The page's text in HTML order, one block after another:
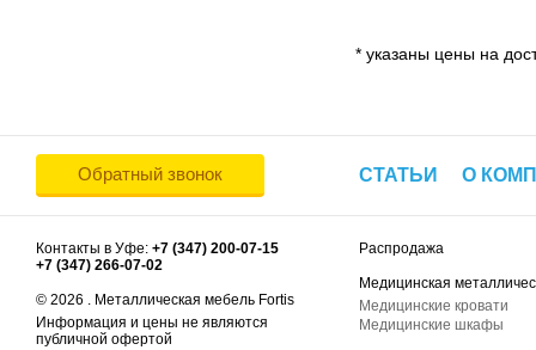
* указаны цены на
Обратный звонок СТАТЬИ О
Контакты в Уфе: +7 (347) 200-07-15
+7 (347) 266-07-02
© 2026 . Металлическая мебель Fortis
Информация и цены не являются
публичной офертой
Распродажа
Медицинская
Медицинские кровати
Медицинские шкафы